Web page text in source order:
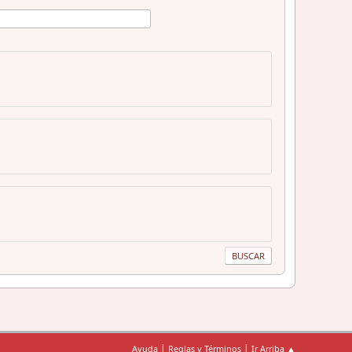
Ayuda | Reglas y Términos | Ir Arriba ▲